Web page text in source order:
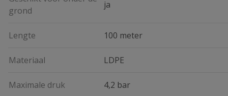
grond
ja
Lengte 100 meter
Materiaal LDPE
Maximale druk 4,2 bar